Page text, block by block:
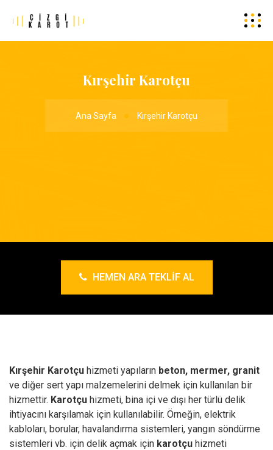
Kırşehir Karotçu
Ana Sayfa Kırşehir Karotçu
HEMEN ARA TEKLIF AL
Kırşehir Karotçu hizmeti yapıların beton, mermer, granit
ve diğer sert yapı malzemelerini delmek için kullanılan bir
hizmettir. Karotçu hizmeti, bina içi ve dışı her türlü delik
ihtiyacını karşılamak için kullanılabilir. Örneğin, elektrik
kabloları, borular, havalandırma sistemleri, yangın söndürme
sistemleri vb. için delik açmak için karotçu hizmeti